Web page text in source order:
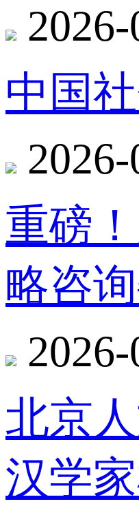
中国
重磅
略咨
北京
汉学